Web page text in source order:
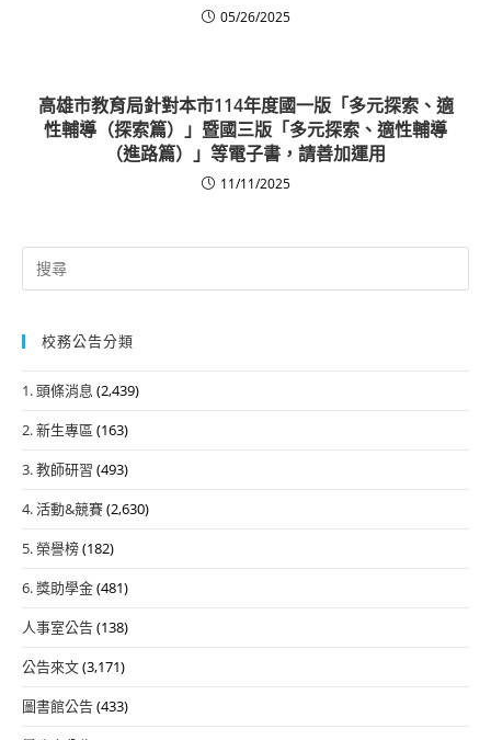
05/26/2025
高雄市教育局針對本市114年度國一版「多元探索、適
性輔導（探索篇）」暨國三版「多元探索、適性輔導
（進路篇）」等電子書，請善加運用
11/11/2025
Search
for:
校務公告分類
1. 頭條消息 (2,439)
2. 新生專區 (163)
3. 教師研習 (493)
4. 活動&競賽(2,630)
5. 榮譽榜(182)
6. 獎助學金(481)
人事室公告(138)
公告來文(3,171)
圖書館公告(433)